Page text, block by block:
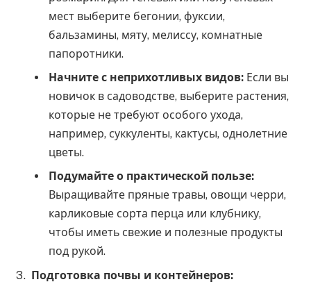
мест выберите бегонии, фуксии,
бальзамины, мяту, мелиссу, комнатные
папоротники.
Начните с неприхотливых видов: Если вы
новичок в садоводстве, выберите растения,
которые не требуют особого ухода,
например, суккуленты, кактусы, однолетние
цветы.
Подумайте о практической пользе:
Выращивайте пряные травы, овощи черри,
карликовые сорта перца или клубнику,
чтобы иметь свежие и полезные продукты
под рукой.
Подготовка почвы и контейнеров: